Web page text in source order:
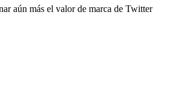
aún más el valor de marca de Twitter